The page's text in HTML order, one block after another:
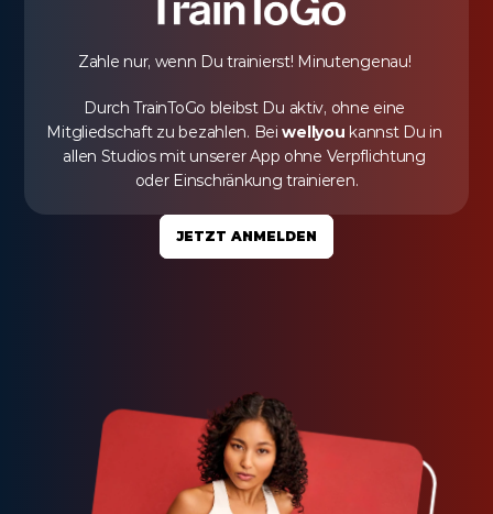
Zahle nur, wenn Du trainierst! Minutengenau!
Durch TrainToGo bleibst Du aktiv, ohne eine
Mitgliedschaft zu bezahlen. Bei wellyou kannst Du in
allen Studios mit unserer App ohne Verpflichtung
oder Einschränkung trainieren.
JETZT ANMELDEN